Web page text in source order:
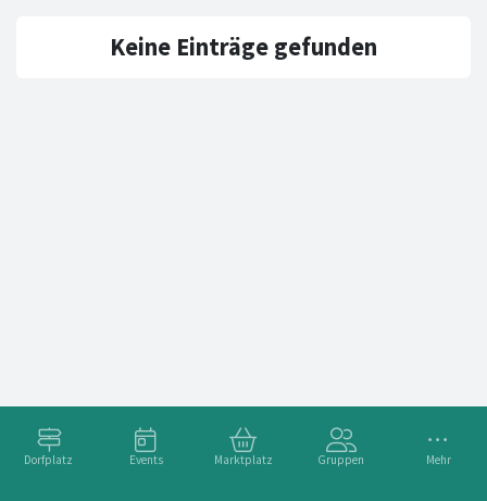
Dorfplatz Events Marktplatz Gruppen Mehr
Keine Einträge gefunden